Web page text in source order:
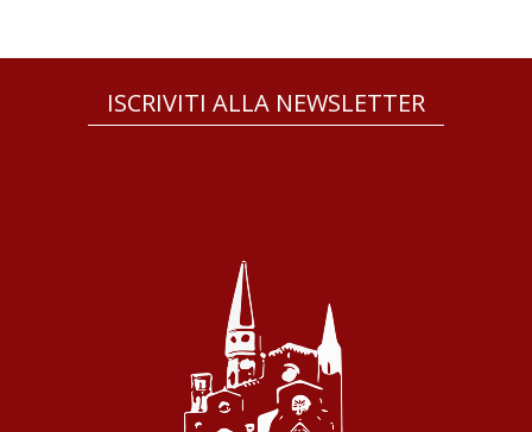
ISCRIVITI ALLA NEWSLETTER